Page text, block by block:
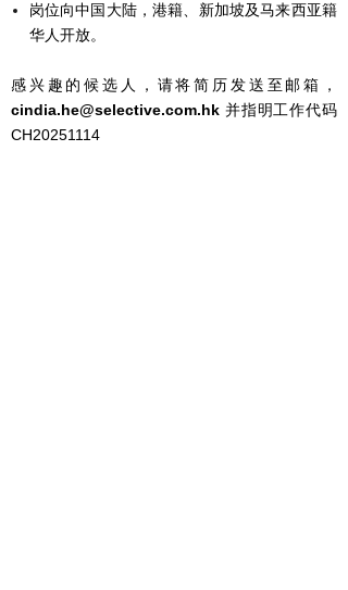
岗位向中国大陆，港籍、新加坡及马来西亚籍
华人开放。
感兴趣的候选人，请将简历发送至邮箱，
cindia.he@selective.com.hk 并指明工作代码
CH20251114